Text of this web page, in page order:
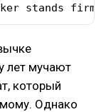
stands
лет мучают
который
Однако